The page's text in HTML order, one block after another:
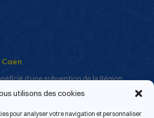
utilisons des cookies
pour analyser votre navigation et personnaliser
d’une subvention de la Région
de ses actions de structuration et de